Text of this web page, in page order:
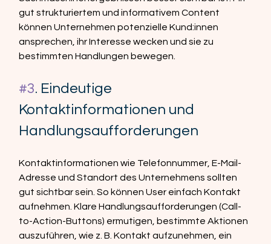
gut strukturiertem und informativem Content
können Unternehmen potenzielle Kund:innen
ansprechen, ihr Interesse wecken und sie zu
bestimmten Handlungen bewegen.
#3. Eindeutige
Kontaktinformationen und
Handlungsaufforderungen
Kontaktinformationen wie Telefonnummer, E-Mail-
Adresse und Standort des Unternehmens sollten
gut sichtbar sein. So können User einfach Kontakt
aufnehmen. Klare Handlungsaufforderungen (Call-
to-Action-Buttons) ermutigen, bestimmte Aktionen
auszuführen, wie z. B. Kontakt aufzunehmen, ein